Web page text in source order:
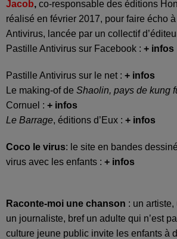
Jacob, co-responsable des éditions
réalisé en février 2017, pour faire écho
Antivirus, lancée par un collectif
Pastille Antivirus sur Facebook : + infos
Pastille Antivirus sur le net : + infos
Le making-of de Shaolin, pays de kung
Cornuel : + infos
Le Barrage, éditions d’Eux : + infos
Coco le virus: le site en bandes
virus avec les enfants : + infos
Raconte-moi une chanson : un artiste,
un journaliste, bref un adulte qui n’est
culture jeune public invite les enfants à